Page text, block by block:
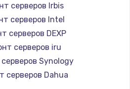
1490 руб.
Заказать
тачпада
1745 руб.
Заказать
серверов Irbis
серверов Intel
серверов DEXP
серверов iru
Synology
серверов Dahua